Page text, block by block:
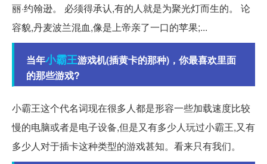
丽·约翰逊。 必须得承认,有的人就是为聚光灯而生的。 论
容貌,丹麦波兰混血,像是上帝亲了一口的苹果;...
当年小霸王游戏机(插黄卡的那种)，你最喜欢里面
的那些游戏?
小霸王这个代名词现在很多人都是形容一些加载速度比较
慢的电脑或者是电子设备,但是又有多少人玩过小霸王,又有
多少人对于插卡这种类型的游戏甚知。看来只有我们。